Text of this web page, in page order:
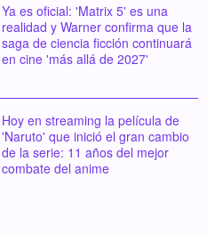
Ya es oficial: 'Matrix 5' es una
realidad y Warner confirma que la
saga de ciencia ficción continuará
en cine 'más allá de 2027'
Hoy en streaming la película de
'Naruto' que inició el gran cambio
de la serie: 11 años del mejor
combate del anime